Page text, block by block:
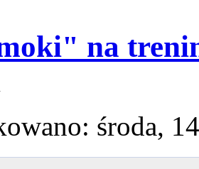
na
środa,